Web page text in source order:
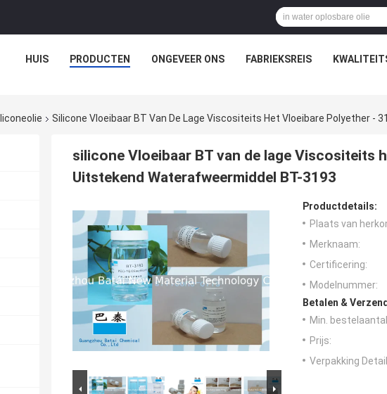
HUIS PRODUCTEN ONGEVEER ONS FABRIEKSREIS
Silicone Vloeibaar BT Van De Lage Viscositeits Het Vloeibare Polyether -
silicone Vloeibaar BT van de lage Viscositeits
Uitstekend Waterafweermiddel BT-3193
Productdetails:
Plaats van
Merknaam:
Certificering:
Modelnummer:
Betalen &
Min.
Prijs:
Verpakking